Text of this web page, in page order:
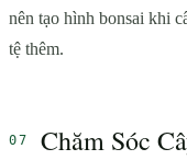
nên tạo hình bonsai khi
tệ thêm.
Chăm Sóc